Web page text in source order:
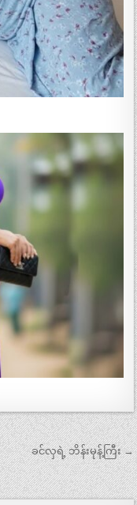
ခင်လှရဲ့ ဘိန်းမုန့်ကြီး →